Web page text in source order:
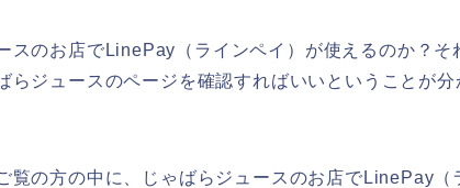
スのお店でLinePay（ラインペイ）が使えるのか？そ
らジュースのページを確認すればいいということが分
覧の方の中に、じゃばらジュースのお店でLinePay（